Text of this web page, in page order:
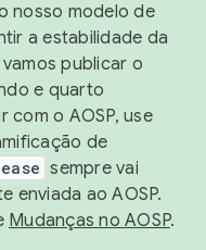
nosso modelo de
a estabilidade da
publicar o
e quarto
com o AOSP, use
de
sempre vai
enviada ao AOSP.
Mudanças no AOSP.